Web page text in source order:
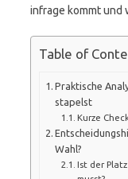
infrage kommt und
Table of
Praktische
stapelst
Kurze
Wahl?
Ist der